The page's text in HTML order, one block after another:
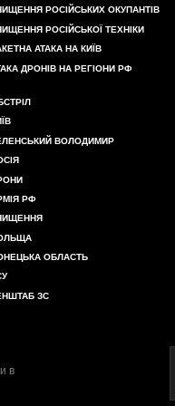
РОСІЙСЬКИХ ОКУПАНТІВ
РОСІЙСЬКОЇ ТЕХНІКИ
АТАКА НА КИЇВ
ДРОНІВ НА РЕГІОНИ РФ
ВОЛОДИМИР
РФ
ОБЛАСТЬ
ЗС
в